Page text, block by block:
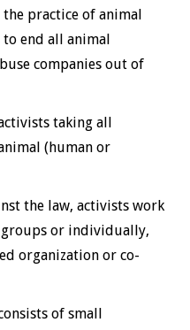
practice of animal
end all animal
companies out of
taking all
(human or
the law, activists work
or individually,
organization or co-
of small